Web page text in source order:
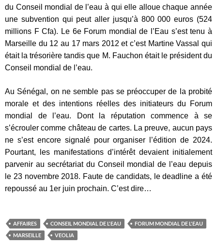
du Conseil mondial de l’eau à qui elle alloue chaque année
une subvention qui peut aller jusqu’à 800 000 euros (524
millions F Cfa). Le 6e Forum mondial de l’Eau s’est tenu à
Marseille du 12 au 17 mars 2012 et c’est Martine Vassal qui
était la trésorière tandis que M. Fauchon était le président du
Conseil mondial de l’eau.
Au Sénégal, on ne semble pas se préoccuper de la probité
morale et des intentions réelles des initiateurs du Forum
mondial de l’eau. Dont la réputation commence à se
s’écrouler comme château de cartes. La preuve, aucun pays
ne s’est encore signalé pour organiser l’édition de 2024.
Pourtant, les manifestations d’intérêt devaient initialement
parvenir au secrétariat du Conseil mondial de l’eau depuis
le 23 novembre 2018. Faute de candidats, le deadline a été
repoussé au 1er juin prochain. C’est dire…
AFFAIRES CONSEIL MONDIAL DE L'EAU
FORUM MONDIAL DE L'EAU
MARSEILLE
VEOLIA